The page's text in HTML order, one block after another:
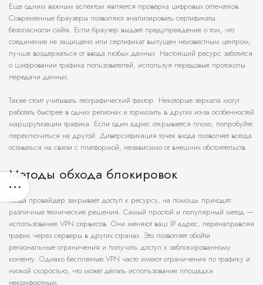
Еще одним важным аспектом является проверка цифровых отпечатков.
Современные браузеры позволяют анализировать сертификаты
безопасности сайта. Если браузер выдает предупреждение о том, что
соединение не защищено или сертификат выпущен неизвестным центром,
лучше воздержаться от ввода любых данных. Настоящий ресурс заботится
о шифровании трафика пользователей, используя передовые протоколы
передачи данных.
Также стоит учитывать географический фактор. Некоторые зеркала могут
работать быстрее в одних регионах и тормозить в других из-за особенностей
маршрутизации трафика. Если один адрес открывается плохо, попробуйте
переключиться на другой. Диверсификация точек входа позволяет всегда
оставаться на связи с платформой, независимо от внешних обстоятельств.
Методы обхода блокировок
Когда провайдер закрывает доступ к ресурсу, на помощь приходят
различные технические решения. Самый простой и популярный метод —
использование VPN сервисов. Они меняют ваш IP адрес, перенаправляя
трафик через серверы в других странах. Это позволяет обойти
региональные ограничения и получить доступ к заблокированному
контенту. Однако бесплатные VPN часто имеют ограничения по трафику и
низкой скоростью, что может делать использование площадки
некомфортным.